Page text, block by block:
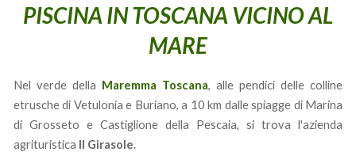
PISCINA IN TOSCANA VICINO AL
MARE
Nel verde della Maremma Toscana, alle pendici delle colline
etrusche di Vetulonia e Buriano, a 10 km dalle spiagge di Marina
di Grosseto e Castiglione della Pescaia, si trova l'azienda
agrituristica Il Girasole.